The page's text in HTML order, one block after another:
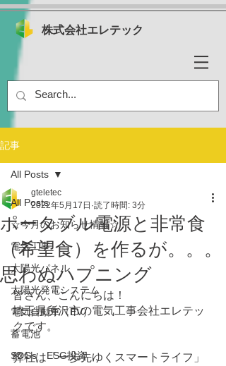
株式会社エレテック
記事
All Posts
☆今月のお知らせ情報☆
電気工事
太陽光パネル
太陽光発電システム
電気自動車（EV）
蓄電池
SDGs ESG投資
All Posts
ポータブル電源と非常食
（希望食）を作るが。。。
思わぬハプニング
gteletec
2022年5月17日 読了時間: 3分
皆さん、こんにちは！
埼玉県所沢市の電気工事会社エレテッ
クです。
弊社は「一歩先ゆくスマートライフ」